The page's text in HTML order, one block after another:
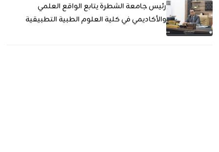
رئيس جامعة الشطرة يتابع الواقع العلمي
والأكاديمي في كلية العلوم الطبية التطبيقية